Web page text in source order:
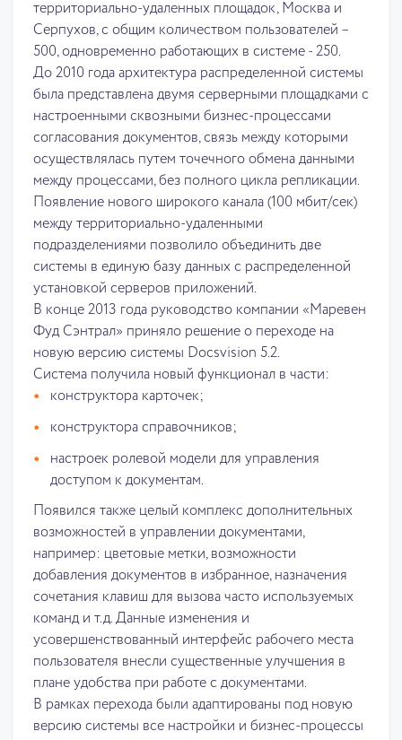
территориально-удаленных площадок, Москва и
Серпухов, с общим количеством пользователей –
500, одновременно работающих в системе - 250.
До 2010 года архитектура распределенной системы
была представлена двумя серверными площадками с
настроенными сквозными бизнес-процессами
согласования документов, связь между которыми
осуществлялась путем точечного обмена данными
между процессами, без полного цикла репликации.
Появление нового широкого канала (100 мбит/сек)
между территориально-удаленными
подразделениями позволило объединить две
системы в единую базу данных с распределенной
установкой серверов приложений.
В конце 2013 года руководство компании «Маревен
Фуд Сэнтрал» приняло решение о переходе на
новую версию системы Docsvision 5.2.
Система получила новый функционал в части:
конструктора карточек;
конструктора справочников;
настроек ролевой модели для управления
доступом к документам.
Появился также целый комплекс дополнительных
возможностей в управлении документами,
например: цветовые метки, возможности
добавления документов в избранное, назначения
сочетания клавиш для вызова часто используемых
команд и т.д. Данные изменения и
усовершенствованный интерфейс рабочего места
пользователя внесли существенные улучшения в
плане удобства при работе с документами.
В рамках перехода были адаптированы под новую
версию системы все настройки и бизнес-процессы